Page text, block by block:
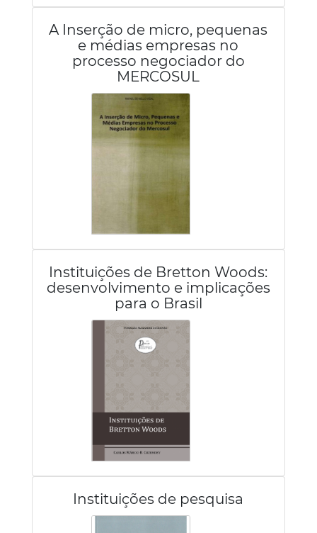
A Inserção de micro, pequenas
e médias empresas no
processo negociador do
MERCOSUL
Instituições de Bretton Woods:
desenvolvimento e implicações
para o Brasil
Instituições de pesquisa